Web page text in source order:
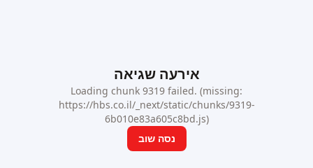
אירעה שגיאה
Loading chunk 9319 failed. (missing:
https://hbs.co.il/_next/static/chunks/9319-
6b010e83a605c8bd.js)